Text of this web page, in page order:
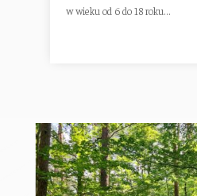
w wieku od 6 do 18 roku...